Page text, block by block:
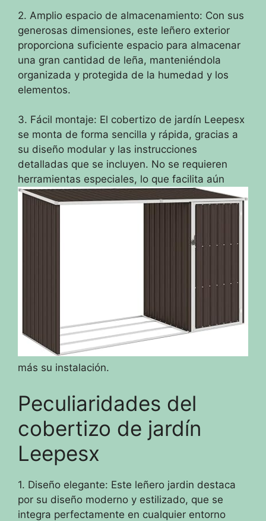
2. Amplio espacio de almacenamiento: Con sus
generosas dimensiones, este leñero exterior
proporciona suficiente espacio para almacenar
una gran cantidad de leña, manteniéndola
organizada y protegida de la humedad y los
elementos.
3. Fácil montaje: El cobertizo de jardín Leepesx
se monta de forma sencilla y rápida, gracias a
su diseño modular y las instrucciones
detalladas que se incluyen. No se requieren
herramientas especiales, lo que facilita aún
más su instalación.
Peculiaridades del
cobertizo de jardín
Leepesx
1. Diseño elegante: Este leñero jardin destaca
por su diseño moderno y estilizado, que se
integra perfectamente en cualquier entorno